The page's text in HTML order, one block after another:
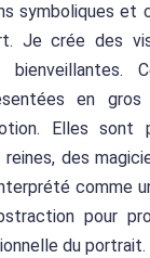
symboliques et
Je crée des
bienveillantes.
en
Elles
des
comme
pour
du portrait.